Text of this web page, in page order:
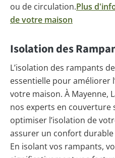
ou de circulation.Plus
de votre maison
Isolation des
L’isolation des rampants
essentielle pour améliorer
votre maison. À Mayenne,
nos experts en
optimiser l’isolation de
assurer un confort durable
En isolant vos rampants,